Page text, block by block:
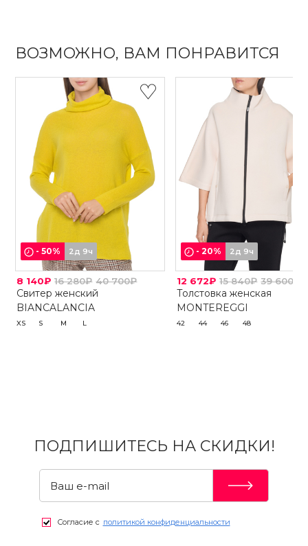
ВОЗМОЖНО, ВАМ ПОНРАВИТСЯ
-50% 2д 9ч
8 140₽ 16 280₽ 40 700₽
Свитер женский
BIANCALANCIA
XS S M L
-20% 2д 9ч
12 672₽ 15 840₽ 39 600₽
Толстовка женская
MONTEREGGI
42 44 46 48
ПОДПИШИТЕСЬ НА СКИДКИ!
Согласие с политикой конфиденциальности